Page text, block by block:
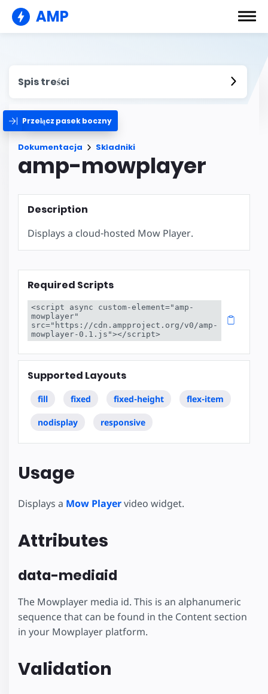
AMP
Spis treści
Przełącz pasek boczny
Dokumentacja Składniki
amp-mowplayer
Description
Displays a cloud-hosted Mow Player.
Required Scripts
<script async custom-element="amp-
mowplayer"
src="https://cdn.ampproject.org/v0/amp-
mowplayer-0.1.js"></script>
Supported Layouts
fill fixed fixed-height flex-item
nodisplay responsive
Usage
Displays a Mow Playervideo widget.
Attributes
data-mediaid
The Mowplayer media id. This is an alphanumeric
sequence that can be found in the Content section
in your Mowplayer platform.
Validation